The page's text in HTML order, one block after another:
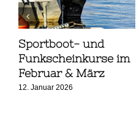
Sportboot- und
Funkscheinkurse im
Februar & März
12. Januar 2026